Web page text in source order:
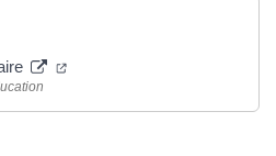
(ouverture dans un nouvel